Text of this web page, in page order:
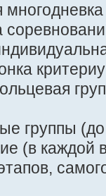
группы
(в каждой